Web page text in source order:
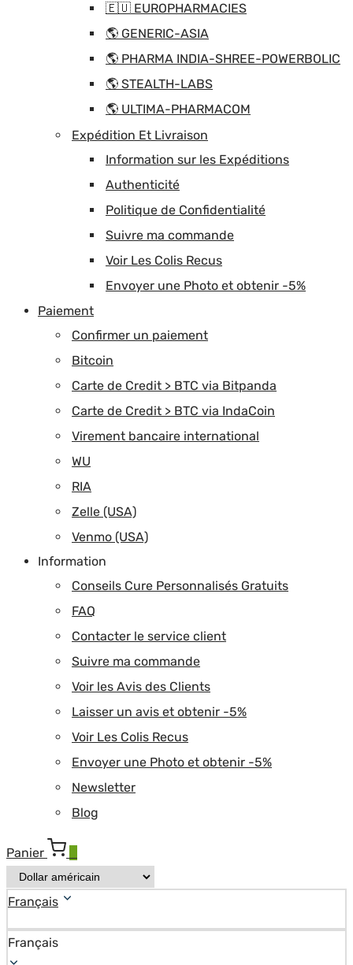
🇪🇺 EUROPHARMACIES
🌎 GENERIC-ASIA
🌎 PHARMA INDIA-SHREE-POWERBOLIC
🌎 STEALTH-LABS
🌎 ULTIMA-PHARMACOM
Expédition Et Livraison
Information sur les Expéditions
Authenticité
Politique de Confidentialité
Suivre ma commande
Voir Les Colis Recus
Envoyer une Photo et obtenir -5%
Paiement
Confirmer un paiement
Bitcoin
Carte de Credit > BTC via Bitpanda
Carte de Credit > BTC via IndaCoin
Virement bancaire international
WU
RIA
Zelle (USA)
Venmo (USA)
Information
Conseils Cure Personnalisés Gratuits
FAQ
Contacter le service client
Suivre ma commande
Voir les Avis des Clients
Laisser un avis et obtenir -5%
Voir Les Colis Recus
Envoyer une Photo et obtenir -5%
Newsletter
Blog
Panier
Français
Français